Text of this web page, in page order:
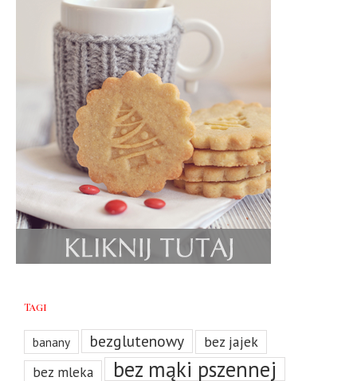
Tagi
banany bezglutenowy bez jajek
bez mleka bez mąki pszennej